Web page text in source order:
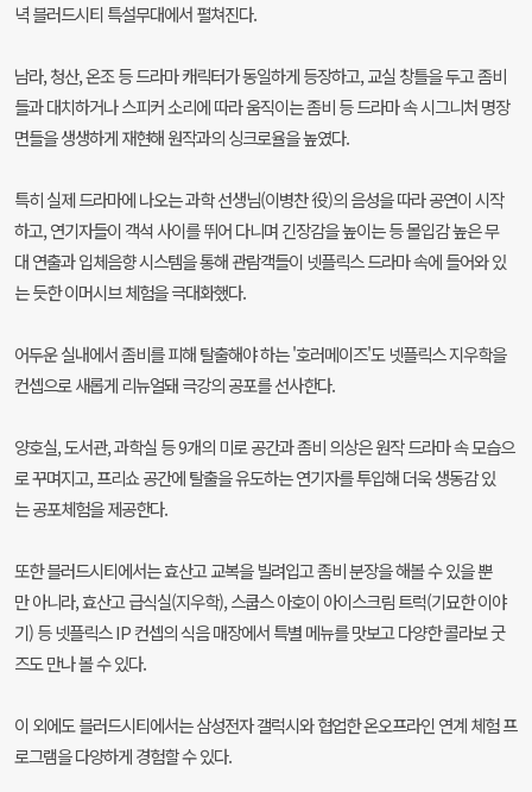
녁 블러드시티 특설무대에서 펼쳐진다.
남라, 청산, 온조 등 드라마 캐릭터가 동일하게 등장하고, 교실 창틀을 두고 좀비
들과 대치하거나 스피커 소리에 따라 움직이는 좀비 등 드라마 속 시그니처 명장
면들을 생생하게 재현해 원작과의 싱크로율을 높였다.
특히 실제 드라마에 나오는 과학 선생님(이병찬 役)의 음성을 따라 공연이 시작
하고, 연기자들이 객석 사이를 뛰어 다니며 긴장감을 높이는 등 몰입감 높은 무
대 연출과 입체음향 시스템을 통해 관람객들이 넷플릭스 드라마 속에 들어와 있
는 듯한 이머시브 체험을 극대화했다.
어두운 실내에서 좀비를 피해 탈출해야 하는 '호러메이즈'도 넷플릭스 지우학을
컨셉으로 새롭게 리뉴얼돼 극강의 공포를 선사한다.
양호실, 도서관, 과학실 등 9개의 미로 공간과 좀비 의상은 원작 드라마 속 모습으
로 꾸며지고, 프리쇼 공간에 탈출을 유도하는 연기자를 투입해 더욱 생동감 있
는 공포체험을 제공한다.
또한 블러드시티에서는 효산고 교복을 빌려입고 좀비 분장을 해볼 수 있을 뿐
만 아니라, 효산고 급식실(지우학), 스쿱스 아호이 아이스크림 트럭(기묘한 이야
기) 등 넷플릭스 IP 컨셉의 식음 매장에서 특별 메뉴를 맛보고 다양한 콜라보 굿
즈도 만나 볼 수 있다.
이 외에도 블러드시티에서는 삼성전자 갤럭시와 협업한 온오프라인 연계 체험 프
로그램을 다양하게 경험할 수 있다.